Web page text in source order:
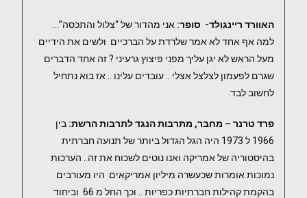
האוורד ריינגולד- סופר: אני מהדור של “צלול והתכסה”…
למה אף אחד לא אמר שלרדת על הברכיים ולשים את הידיים
מעל הראש לא יגן עליך מפני פיצוץ גרעיני ? זה אחד הדברים
שגרם לפעמון לצלצל אצלי .. עובדים עלינו .. אז בוא נתחיל
לחשוב לבד.
פרד טרנר – מחבר, מתרבות הנגד לתרבות הרשת: בין
1966 ל 1973 היה הגל הגדול ביותר של תנועה חברתית
בהיסטוריה של אמריקה ואנו נוטים לשכוח את זה.. הערכות
נמוכות אומרות שכעשרה מיליון אמריקאים היו מעורבים
בהקמת קהילות חברתיות כפריות .. וכך החל מ 66 וביחוד